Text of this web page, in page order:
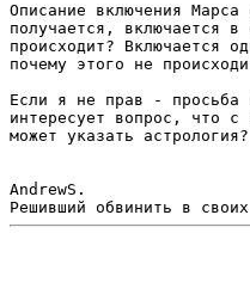
Описание включения
получается, включается
происходит? Включается
почему этого не
Если я не прав - просьба
интересует вопрос, что с
может указать астрология?
AndrewS.